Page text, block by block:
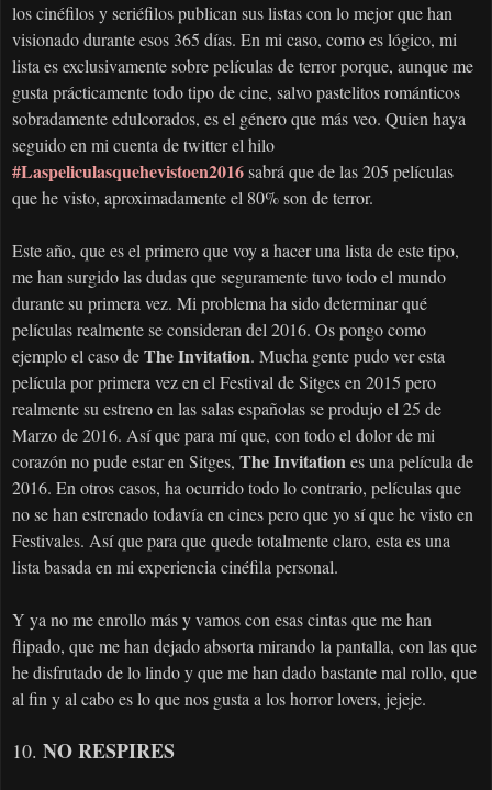
los cinéfilos y seriéfilos publican sus listas con lo mejor que han
visionado durante esos 365 días. En mi caso, como es lógico, mi
lista es exclusivamente sobre películas de terror porque, aunque me
gusta prácticamente todo tipo de cine, salvo pastelitos románticos
sobradamente edulcorados, es el género que más veo. Quien haya
seguido en mi cuenta de twitter el hilo
#Laspeliculasquehevistoen2016sabrá que de las 205 películas
que he visto, aproximadamente el 80% son de terror.
Este año, que es el primero que voy a hacer una lista de este tipo,
me han surgido las dudas que seguramente tuvo todo el mundo
durante su primera vez. Mi problema ha sido determinar qué
películas realmente se consideran del 2016. Os pongo como
ejemplo el caso deThe Invitation. Mucha gente pudo ver esta
película por primera vez en el Festival de Sitges en 2015 pero
realmente su estreno en las salas españolas se produjo el 25 de
Marzo de 2016. Así que para mí que, con todo el dolor de mi
corazón no pude estar en Sitges, The Invitationes una película de
2016. En otros casos, ha ocurrido todo lo contrario, películas que
no se han estrenado todavía en cines pero que yo sí que he visto en
Festivales. Así que para que quede totalmente claro, esta es una
lista basada en mi experiencia cinéfila personal.
Y ya no me enrollo más y vamos con esas cintas que me han
flipado, que me han dejado absorta mirando la pantalla, con las que
he disfrutado de lo lindo y que me han dado bastante mal rollo, que
al fin y al cabo es lo que nos gusta a los horror lovers, jejeje.
10. NO RESPIRES